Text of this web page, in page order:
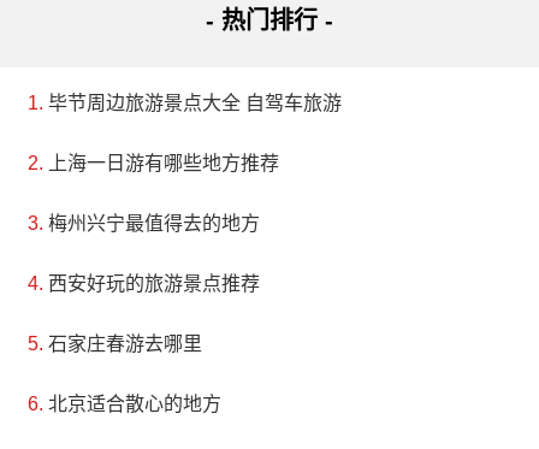
吉林省通榆县境内，总面积为105467公顷。保护区南北
壤，北部与洮南市相邻。保护区的南部有霍林河贯穿东
西，中部有额穆泰河流进湿地，北部引洮儿河水注入水
业、渔业等各种生产活动。向海地形复杂，生境多样，
多种生物区系与复杂的生态环境互相渗透。在保护区
布，构成了典型的湿地多样性景观。这里也是丹顶鹤等
- 热门排行 -
毕节周边旅游景点大全 自驾车旅游
上海一日游有哪些地方推荐
梅州兴宁最值得去的地方
西安好玩的旅游景点推荐
石家庄春游去哪里
北京适合散心的地方